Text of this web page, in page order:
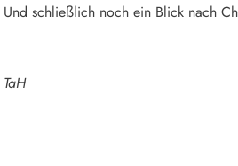
Und schließlich noch ein Blick nach
TaH